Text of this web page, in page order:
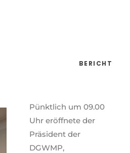
BERICHT
Pünktlich um 09.00
Uhr eröffnete der
Präsident der
DGWMP,